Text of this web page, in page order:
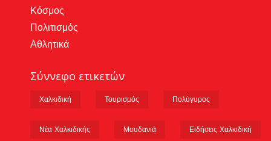
Κόσμος
Πολιτισμός
Αθλητικά
Σύννεφο ετικετών
Χαλκιδική Τουρισμός Πολύγυρος
Νέα Χαλκιδικής Μουδανιά Ειδήσεις Χαλκιδική